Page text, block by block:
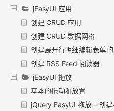
jEasyUI 应用
创建 CRUD 应用
创建 CRUD 数据网格
创建展开行明细编辑表单的
创建 RSS Feed 阅读器
jEasyUI 拖放
基本的拖动和放置
jQuery EasyUI 拖放 – 创